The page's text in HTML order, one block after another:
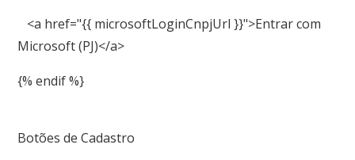
<a href="{{ microsoftLoginCnpjUrl }}">Entrar com
Microsoft (PJ)</a>
{% endif %}
Botões de Cadastro